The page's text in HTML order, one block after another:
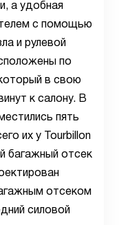
а удобная
с помощью
и рулевой
по
в свою
к салону. В
пять
их у Tourbillon
багажный отсек
отсеком
силовой